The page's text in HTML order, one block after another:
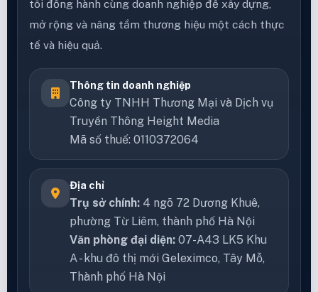
Bản tin chính sách TikTok Shop
Bản tin chính sách TikTok Shop ngày
25/06/2026 tổng hợp 6 lưu ý ảnh hưởng trực
tiếp tới người bán, nhà sáng tạo, đội nội dung
Xem thêm
★ ★ ★ ★ ★
Chưa có đánh giá